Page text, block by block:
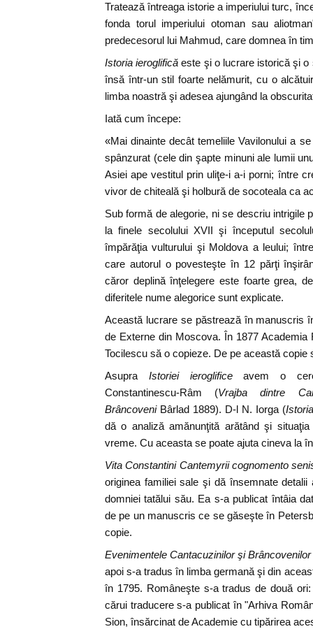
Tratează întreaga istorie a imperiului turc,
fonda torul imperiului otoman sau
predecesorul lui Mahmud, care domnea în
Istoria ieroglifică este şi o lucrare istorică şi
însă într-un stil foarte nelămurit, cu o
limba noastră şi adesea ajungând la
Iată cum începe:
«Mai dinainte decât temeliile Vavilonului a
spânzurat (cele din şapte minuni ale lumii
Asiei ape vestitul prin uliţe-i a-i porni; între
vivor de chiteală şi holbură de socoteala ca
Sub formă de alegorie, ni se descriu intrigile
la finele secolului XVII şi începutul
împărăţia vulturului şi Moldova a leului;
care autorul o povesteşte în 12 părţi
căror deplină înţelegere este foarte grea,
diferitele nume alegorice sunt explicate.
Această lucrare se păstrează în manuscris
de Externe din Moscova. În 1877
Tocilescu să o copieze. De pe această copie
Asupra Istoriei ieroglificeavem o
Constantinescu-Râm (Vrajba dintre
BrâncoveniBârlad 1889). D-l N. Iorga (
dă o analiză amănunţită arătând şi
vreme. Cu aceasta se poate ajuta cineva la
Vita Constantini Cantemyrii cognomento
originea familiei sale şi dă însemnate
domniei tatălui său. Ea s-a publicat întâia
de pe un manuscris ce se găseşte în
copie.
Evenimentele Cantacuzinilor şi Brâncovenilor
apoi s-a tradus în limba germană şi din
în 1795. Româneşte s-a tradus de două
cărui traducere s-a publicat în "Arhiva
Sion, însărcinat de Academie cu tipărirea